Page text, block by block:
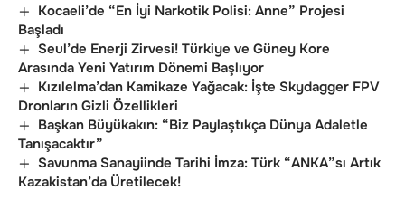
Kocaeli’de “En İyi Narkotik Polisi: Anne” Projesi
Başladı
Seul’de Enerji Zirvesi! Türkiye ve Güney Kore
Arasında Yeni Yatırım Dönemi Başlıyor
Kızılelma’dan Kamikaze Yağacak: İşte Skydagger FPV
Dronların Gizli Özellikleri
Başkan Büyükakın: “Biz Paylaştıkça Dünya Adaletle
Tanışacaktır”
Savunma Sanayiinde Tarihi İmza: Türk “ANKA”sı Artık
Kazakistan’da Üretilecek!